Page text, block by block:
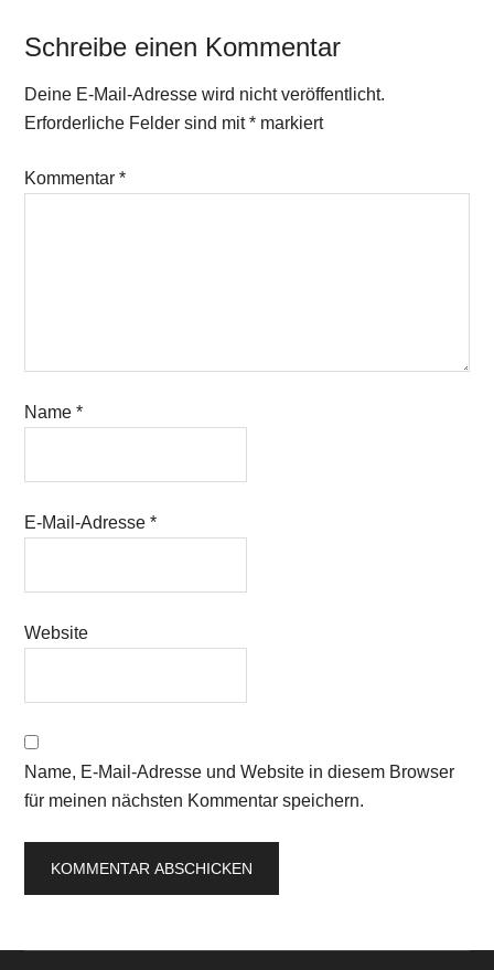
Schreibe einen Kommentar
Deine E-Mail-Adresse wird nicht veröffentlicht.
Erforderliche Felder sind mit* markiert
Kommentar*
Name*
E-Mail-Adresse*
Website
Name, E-Mail-Adresse und Website in diesem Browser
für meinen nächsten Kommentar speichern.